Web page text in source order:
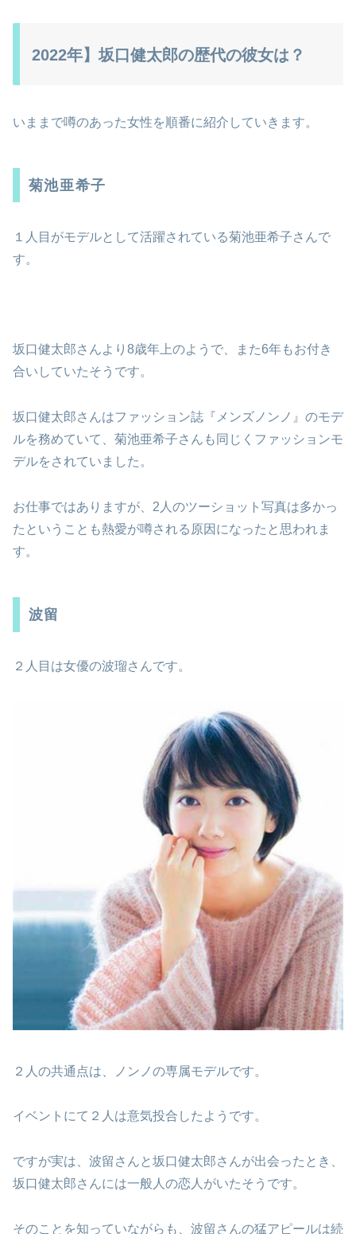
2022年】坂口健太郎の歴代の彼女は？
いままで噂のあった女性を順番に紹介していきます。
菊池亜希子
１人目がモデルとして活躍されている菊池亜希子さんで
す。
坂口健太郎さんより8歳年上のようで、また6年もお付き
合いしていたそうです。
坂口健太郎さんはファッション誌『メンズノンノ』のモデ
ルを務めていて、菊池亜希子さんも同じくファッションモ
デルをされていました。
お仕事ではありますが、2人のツーショット写真は多かっ
たということも熱愛が噂される原因になったと思われま
す。
波留
２人目は女優の波瑠さんです。
２人の共通点は、ノンノの専属モデルです。
イベントにて２人は意気投合したようです。
ですが実は、波留さんと坂口健太郎さんが出会ったとき、
坂口健太郎さんには一般人の恋人がいたそうです。
そのことを知っていながらも、波留さんの猛アピールは続